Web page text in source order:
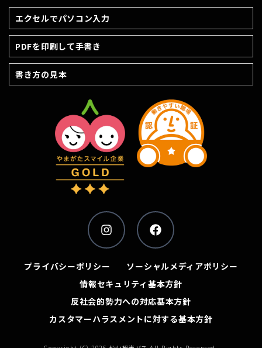
エクセルでパソコン入力
PDFを印刷して手書き
書き方の見本
プライバシーポリシー
ソーシャルメディアポリシー
情報セキュリティ基本方針
反社会的勢力への対応基本方針
カスタマーハラスメントに対する基本方針